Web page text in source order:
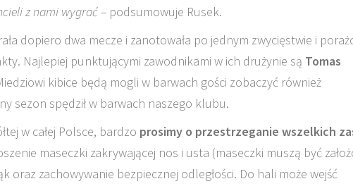
z nami wygrać – podsumowuje Rusek.
dopiero dwa mecze i zanotowała po jednym zwycięstwie i
Najlepiej punktującymi zawodnikami w ich drużynie są Tomas
kibice będą mogli w barwach gości zobaczyć również
sezon spędził w barwach naszego klubu.
w całej Polsce, bardzo prosimy o przestrzeganie wszelkich
maseczki zakrywającej nos i usta (maseczki muszą być
oraz zachowywanie bezpiecznej odległości. Do hali może wejść